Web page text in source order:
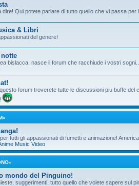
dire! Qui potete parlare di tutto quello che vi passa per
& Libri
del genere!
bislacca, nasce il forum che racchiude i vostri
forum troverete tutte le discussioni piu buffe
tutti gli appassionati di fumetti e animazione!
Music Video
mondo del Pinguino!
suggerimenti, tutto quello che volete sapere sul